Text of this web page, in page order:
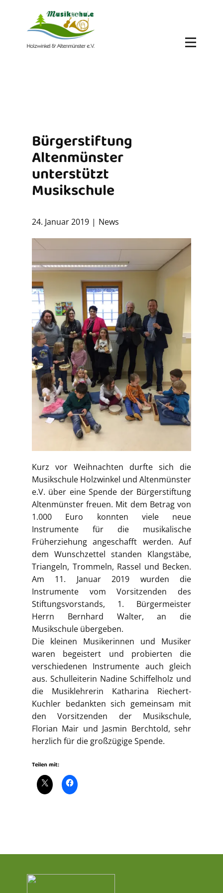
Bürgerstiftung
Altenmünster
unterstützt
Musikschule
24. Januar 2019 News
Kurz vor Weihnachten durfte sich die
Musikschule Holzwinkel und Altenmünster
e.V. über eine Spende der Bürgerstiftung
Altenmünster freuen. Mit dem Betrag von
1.000 Euro konnten viele neue
Instrumente für die musikalische
Früherziehung angeschafft werden. Auf
dem Wunschzettel standen Klangstäbe,
Triangeln, Trommeln, Rassel und Becken.
Am 11. Januar 2019 wurden die
Instrumente vom Vorsitzenden des
Stiftungsvorstands, 1. Bürgermeister
Herrn Bernhard Walter, an die
Musikschule übergeben.
Die kleinen Musikerinnen und Musiker
waren begeistert und probierten die
verschiedenen Instrumente auch gleich
aus. Schulleiterin Nadine Schiffelholz und
die Musiklehrerin Katharina Riechert-
Kuchler bedankten sich gemeinsam mit
den Vorsitzenden der Musikschule,
Florian Mair und Jasmin Berchtold, sehr
herzlich für die großzügige Spende.
Teilen mit: